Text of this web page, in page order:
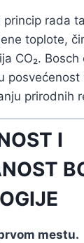
princip rada
toplote,
CO₂.
prirodnih
I
mestu.